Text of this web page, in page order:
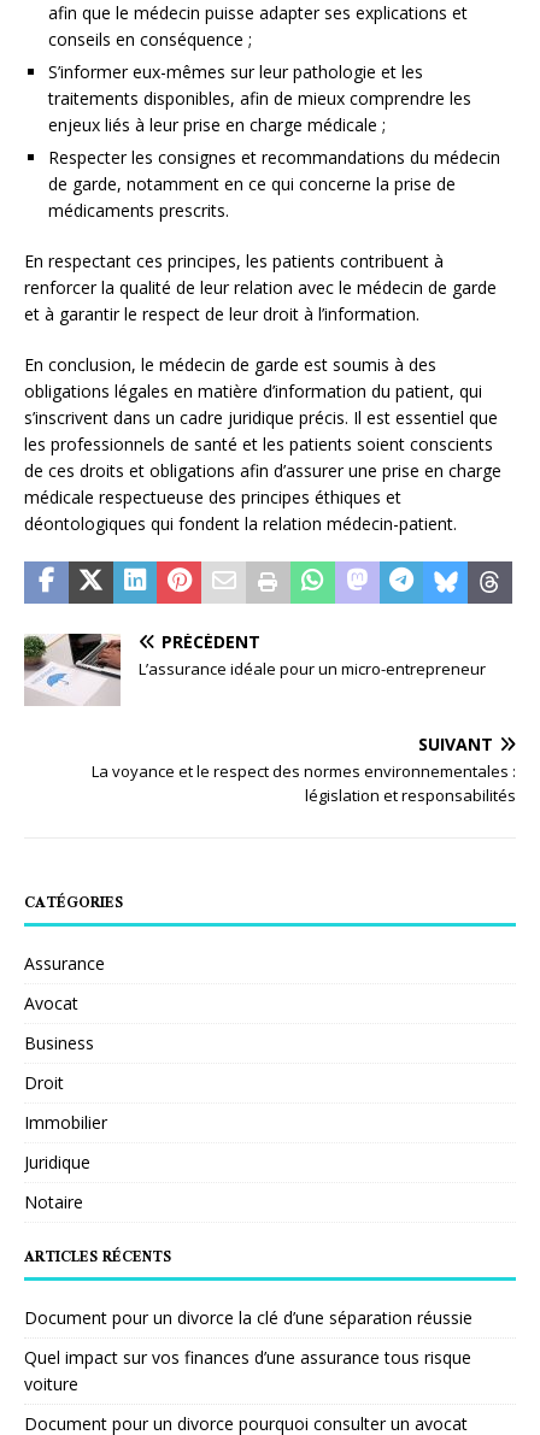
afin que le médecin puisse adapter ses explications et
conseils en conséquence ;
S’informer eux-mêmes sur leur pathologie et les
traitements disponibles, afin de mieux comprendre les
enjeux liés à leur prise en charge médicale ;
Respecter les consignes et recommandations du médecin
de garde, notamment en ce qui concerne la prise de
médicaments prescrits.
En respectant ces principes, les patients contribuent à
renforcer la qualité de leur relation avec le médecin de garde
et à garantir le respect de leur droit à l’information.
En conclusion, le médecin de garde est soumis à des
obligations légales en matière d’information du patient, qui
s’inscrivent dans un cadre juridique précis. Il est essentiel que
les professionnels de santé et les patients soient conscients
de ces droits et obligations afin d’assurer une prise en charge
médicale respectueuse des principes éthiques et
déontologiques qui fondent la relation médecin-patient.
PRÉCÉDENT
L’assurance idéale pour un micro-entrepreneur
SUIVANT
La voyance et le respect des normes environnementales :
législation et responsabilités
CATÉGORIES
Assurance
Avocat
Business
Droit
Immobilier
Juridique
Notaire
ARTICLES RÉCENTS
Document pour un divorce la clé d’une séparation réussie
Quel impact sur vos finances d’une assurance tous risque
voiture
Document pour un divorce pourquoi consulter un avocat